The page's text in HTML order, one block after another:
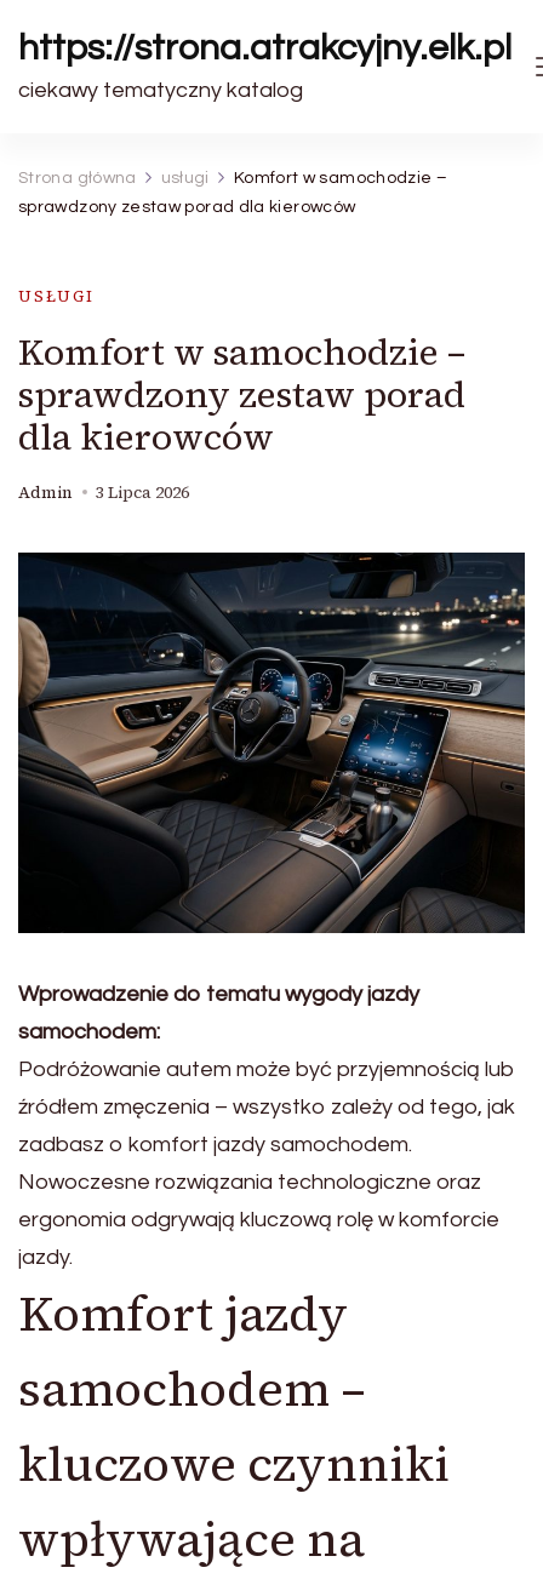
https://strona.atrakcyjny.elk.pl
ciekawy tematyczny katalog
Strona główna usługi
Komfort w samochodzie –
sprawdzony zestaw porad dla kierowców
USŁUGI
Komfort w samochodzie –
sprawdzony zestaw porad
dla kierowców
Admin 3 Lipca 2026
Wprowadzenie do tematu wygody jazdy
samochodem:
Podróżowanie autem może być przyjemnością lub
źródłem zmęczenia – wszystko zależy od tego, jak
zadbasz o komfort jazdy samochodem.
Nowoczesne rozwiązania technologiczne oraz
ergonomia odgrywają kluczową rolę w komforcie
jazdy.
Komfort jazdy
samochodem –
kluczowe czynniki
wpływające na